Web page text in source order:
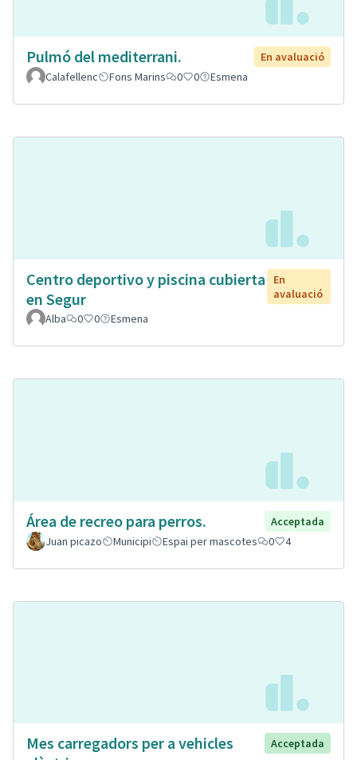
Pulmó del mediterrani.
En avaluació
Calafellenc
Fons Marins 0 0 Esmena
Centro deportivo y piscina cubierta
en Segur
En
avaluació
Alba
0 0 Esmena
Área de recreo para perros.
Acceptada
Juan picazo
Municipi Espai per mascotes 0 4
Mes carregadors per a vehicles
Acceptada